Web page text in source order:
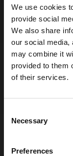
We use cookies
provide social
We also share
our social media,
may combine it
provided to them
of their services.
Selection
Necessary
Preferences